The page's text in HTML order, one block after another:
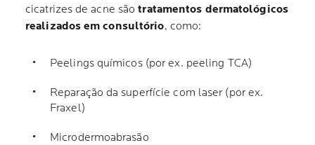
cicatrizes de acne são tratamentos dermatológicos
realizados em consultório, como:
Peelings químicos (por ex. peeling TCA)
Reparação da superfície com laser (por ex.
Fraxel)
Microdermoabrasão